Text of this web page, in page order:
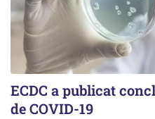
ECDC a publicat
de COVID-19